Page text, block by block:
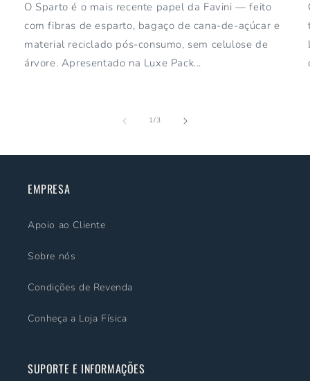
O Sparto é o mais recente papel da Favini — feito
com fibras de esparto, bagaço de cana-de-açúcar e
material reciclado pós-consumo, sem celulose de
árvore. Apresentado na Luxe Pack...
1/de
3
EMPRESA
Apoio ao Cliente
Sobre nós
Condições de Revenda
Conheça a Loja Física
SUPORTE E INFORMAÇÕES